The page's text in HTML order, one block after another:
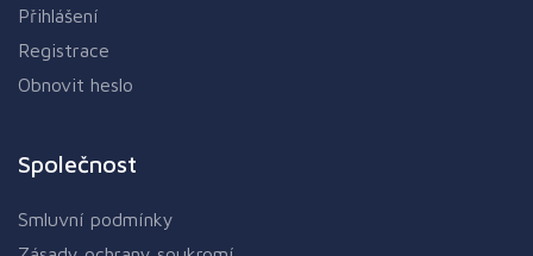
Přihlášení
Registrace
Obnovit heslo
Společnost
Smluvní podmínky